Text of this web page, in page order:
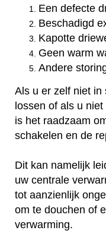
Een defecte
Beschadigd
Kapotte
Geen warm
Andere
Als u er zelf niet in
lossen of als u
is het raadzaam
schakelen en de
Dit kan namelijk
uw centrale
tot aanzienlijk
om te douchen of
verwarming.